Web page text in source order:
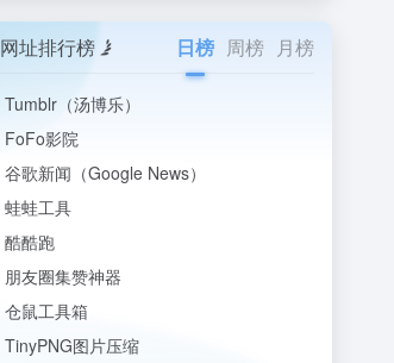
网址排行榜 日榜 周榜 月榜
Tumblr（汤博乐）
FoFo影院
谷歌新闻（Google News）
蛙蛙工具
酷酷跑
朋友圈集赞神器
仓鼠工具箱
TinyPNG图片压缩